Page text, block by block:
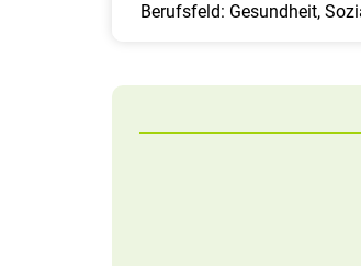
Berufsfeld: Gesundheit,